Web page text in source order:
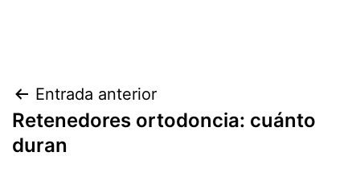
Navegación
de
Entrada anterior
Retenedores ortodoncia: cuánto
duran